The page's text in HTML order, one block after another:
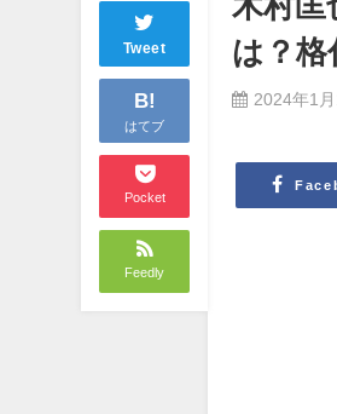
Tweet
B!
はてブ
Pocket
Feedly
は？格
2024年1月